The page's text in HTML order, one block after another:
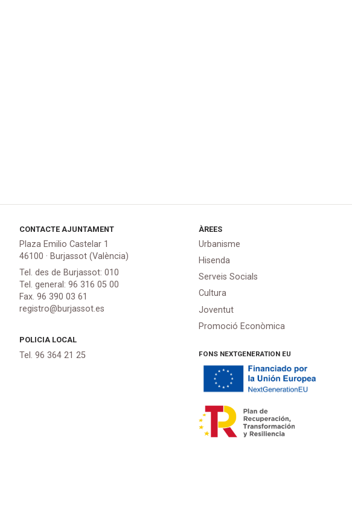
CONTACTE AJUNTAMENT
Plaza Emilio Castelar 1
46100 · Burjassot (València)
Tel. des de Burjassot: 010
Tel. general: 96 316 05 00
Fax. 96 390 03 61
registro@burjassot.es
POLICIA LOCAL
Tel. 96 364 21 25
ÀREES
Urbanisme
Hisenda
Serveis Socials
Cultura
Joventut
Promoció Econòmica
FONS NEXTGENERATION EU